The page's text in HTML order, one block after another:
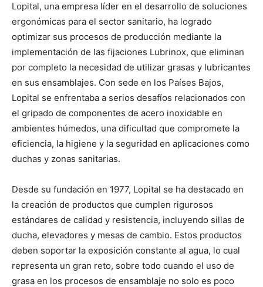
Lopital, una empresa líder en el desarrollo de soluciones
ergonómicas para el sector sanitario, ha logrado
optimizar sus procesos de producción mediante la
implementación de las fijaciones Lubrinox, que eliminan
por completo la necesidad de utilizar grasas y lubricantes
en sus ensamblajes. Con sede en los Países Bajos,
Lopital se enfrentaba a serios desafíos relacionados con
el gripado de componentes de acero inoxidable en
ambientes húmedos, una dificultad que compromete la
eficiencia, la higiene y la seguridad en aplicaciones como
duchas y zonas sanitarias.
Desde su fundación en 1977, Lopital se ha destacado en
la creación de productos que cumplen rigurosos
estándares de calidad y resistencia, incluyendo sillas de
ducha, elevadores y mesas de cambio. Estos productos
deben soportar la exposición constante al agua, lo cual
representa un gran reto, sobre todo cuando el uso de
grasa en los procesos de ensamblaje no solo es poco